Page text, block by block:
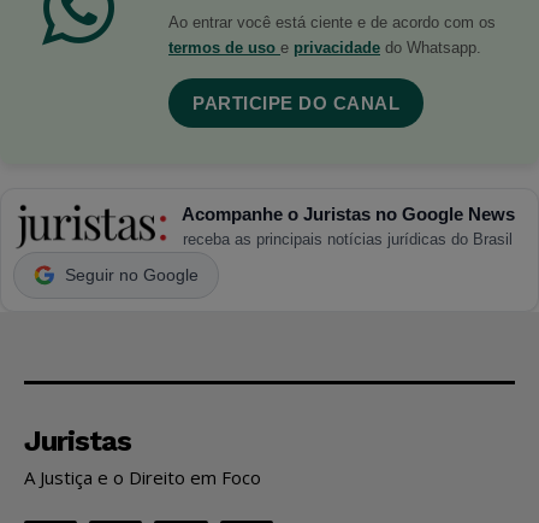
Ao entrar você está ciente e de acordo com os
termos de uso e privacidade do Whatsapp.
PARTICIPE DO CANAL
Acompanhe o Juristas no Google News
receba as principais notícias jurídicas do Brasil
Seguir no Google
Juristas
A Justiça e o Direito em Foco